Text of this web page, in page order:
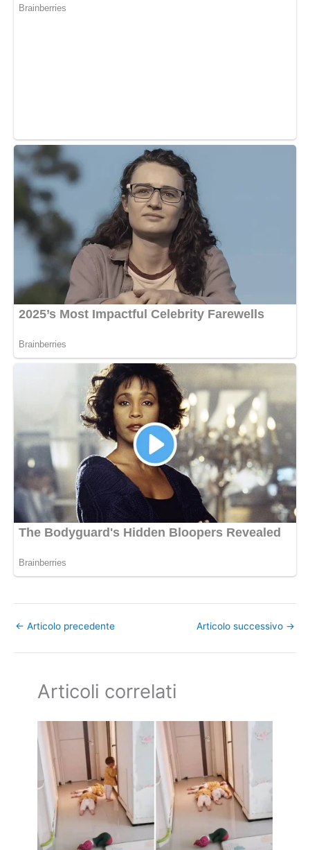
← Articolo precedente Articolo successivo →
Articoli correlati